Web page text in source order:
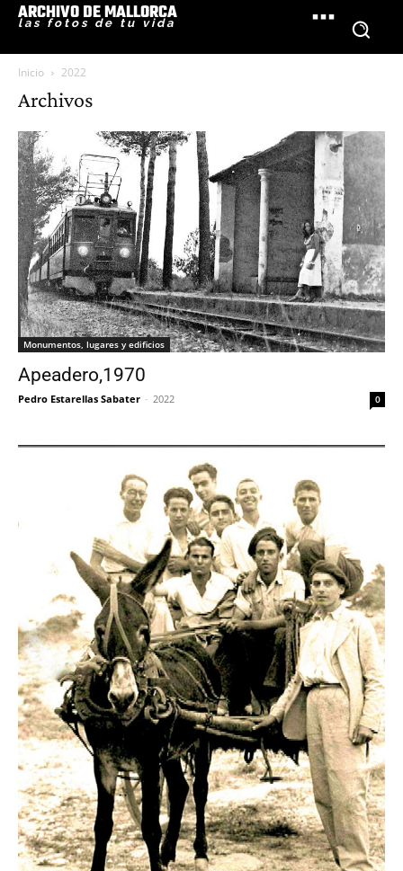
ARCHIVO DE MALLORCA
las fotos de tu vida
Inicio 2022
Archivos
Monumentos, lugares y edificios
Apeadero,1970
Pedro Estarellas Sabater - 2022 0